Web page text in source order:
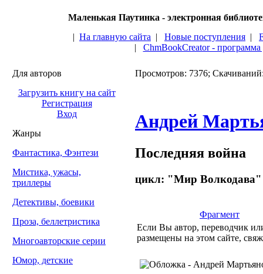
Маленькая Паутинка - электронная
| На главную сайта | Новые поступления |
| ChmBookCreator -
Для авторов
Загрузить книгу на сайт
Регистрация
Вход
Жанры
Фантастика, Фэнтези
Мистика, ужасы,
триллеры
Детективы, боевики
Проза, беллетристика
Многоавторские серии
Юмор, детские
Просмотров: 7376;
Андрей
Последняя война
цикл: "Мир Волкодава"
Фрагмент
Если Вы автор, переводчик
размещены на этом сайте,